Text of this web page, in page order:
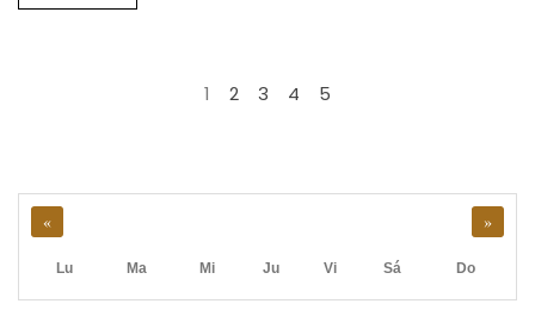
1 2 3 4 5
« »
Lu Ma Mi Ju Vi Sá Do